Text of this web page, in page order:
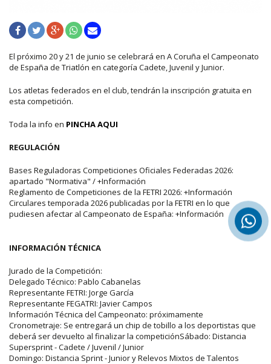
El próximo 20 y 21 de junio se celebrará en A Coruña el Campeonato
de España de Triatlón en categoría Cadete, Juvenil y Junior.
Los atletas federados en el club, tendrán la inscripción gratuita en
esta competición.
Toda la info en PINCHA AQUI
REGULACIÓN
Bases Reguladoras Competiciones Oficiales Federadas 2026:
apartado "Normativa" / +Información
Reglamento de Competiciones de la FETRI 2026: +Información
Circulares temporada 2026 publicadas por la FETRI en lo que
pudiesen afectar al Campeonato de España: +Información
INFORMACIÓN TÉCNICA
Jurado de la Competición:
Delegado Técnico: Pablo Cabanelas
Representante FETRI: Jorge García
Representante FEGATRI: Javier Campos
Información Técnica del Campeonato: próximamente
Cronometraje: Se entregará un chip de tobillo a los deportistas que
deberá ser devuelto al finalizar la competiciónSábado: Distancia
Supersprint - Cadete / Juvenil / Junior
Domingo: Distancia Sprint - Junior y Relevos Mixtos de Talentos